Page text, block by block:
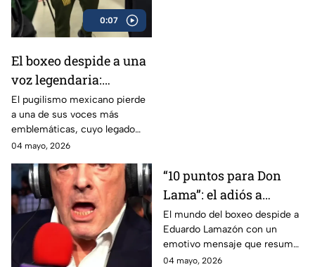
0:07
El boxeo despide a una
voz legendaria:
Eduardo Lamazón
El pugilismo mexicano pierde
a una de sus voces más
emblemáticas, cuyo legado
marcó a generaciones.
04 mayo, 2026
“10 puntos para Don
Lama”: el adiós a
Eduardo Lamazón
El mundo del boxeo despide a
Eduardo Lamazón con un
emotivo mensaje que resume
su legado imborrable.
04 mayo, 2026